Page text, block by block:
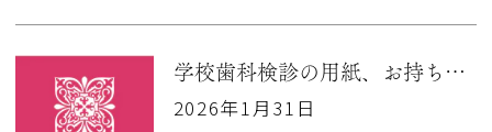
学校歯科検診の用紙、お持ちください🦷
2026年1月31日